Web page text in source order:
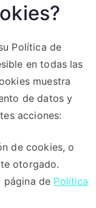
Política de
en todas las
muestra
de datos y
acciones:
de cookies, o
otorgado.
página de Política